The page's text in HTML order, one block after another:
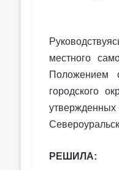
местного
Положением
городского
РЕШИЛА: